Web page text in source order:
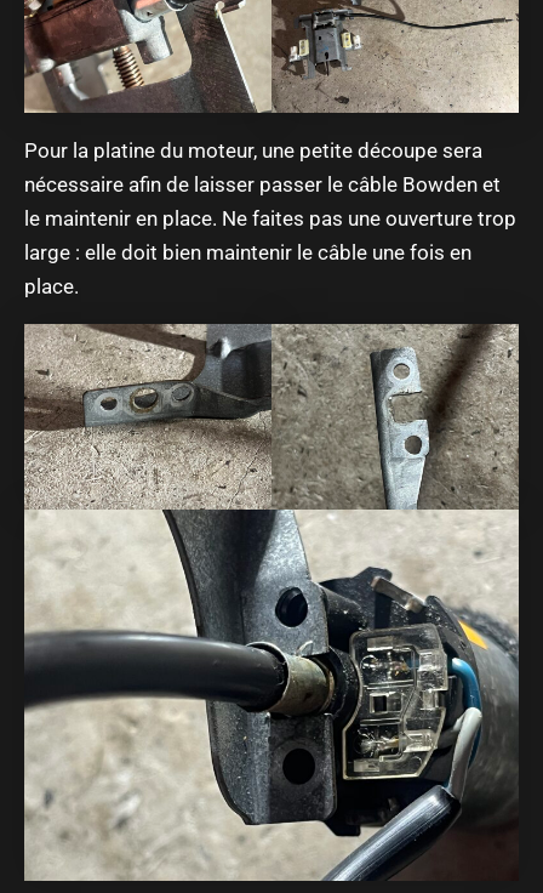
Pour la platine du moteur, une petite découpe sera
nécessaire afin de laisser passer le câble Bowden et
le maintenir en place. Ne faites pas une ouverture trop
large : elle doit bien maintenir le câble une fois en
place.